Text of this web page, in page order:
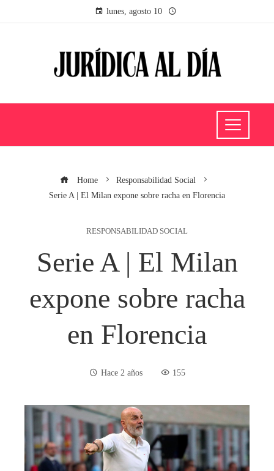
lunes, agosto 10
Home
Responsabilidad Social
Serie A | El Milan expone sobre racha en Florencia
RESPONSABILIDAD SOCIAL
Serie A | El Milan
expone sobre racha
en Florencia
Hace 2 años 155